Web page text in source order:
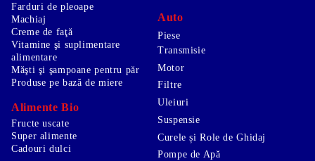
Farduri de pleoape
Machiaj
Creme de faţă
Vitamine şi suplimentare
alimentare
Măşti şi şampoane pentru păr
Produse pe bază de miere
Alimente Bio
Fructe uscate
Super alimente
Cadouri dulci
Auto
Piese
Transmisie
Motor
Filtre
Uleiuri
Suspensie
Curele și Role de Ghidaj
Pompe de Apă